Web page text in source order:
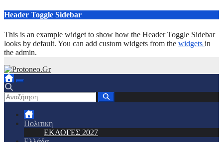
Μετάβαση
περιεχόμενο
Header Toggle Sidebar
This is an example widget to show how the Header Toggle Sidebar
looks by default. You can add custom widgets from the widgets in
the admin.
Πολιτικη
ΕΚΛΟΓΕΣ 2027